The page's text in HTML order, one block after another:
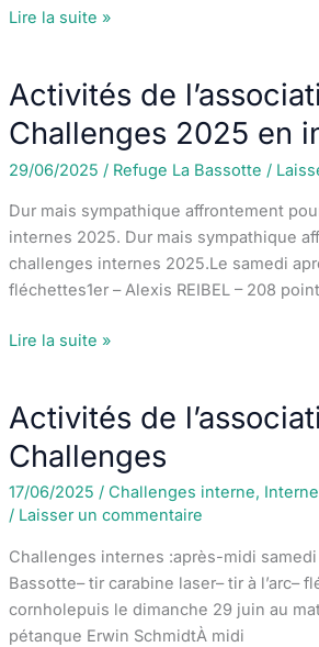
Activités
:
gazette
été
2025
Lire la suite »
Activités de
Challenges 2025 en
29/06/2025 / Refuge La Bassotte /
Dur mais sympathique affrontement
internes 2025. Dur mais sympathique
challenges internes 2025.Le samedi
fléchettes1er – Alexis REIBEL – 208
Activités
:
Challenges
2025
en
interne
Lire la suite »
Activités de
Challenges
17/06/2025 / Challenges interne, Interne
/ Laisser un commentaire
Challenges internes :après-midi
Bassotte– tir carabine laser– tir à l’arc–
cornholepuis le dimanche 29 juin au
pétanque Erwin SchmidtÀ midi